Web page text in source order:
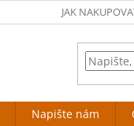
JAK
Napište nám